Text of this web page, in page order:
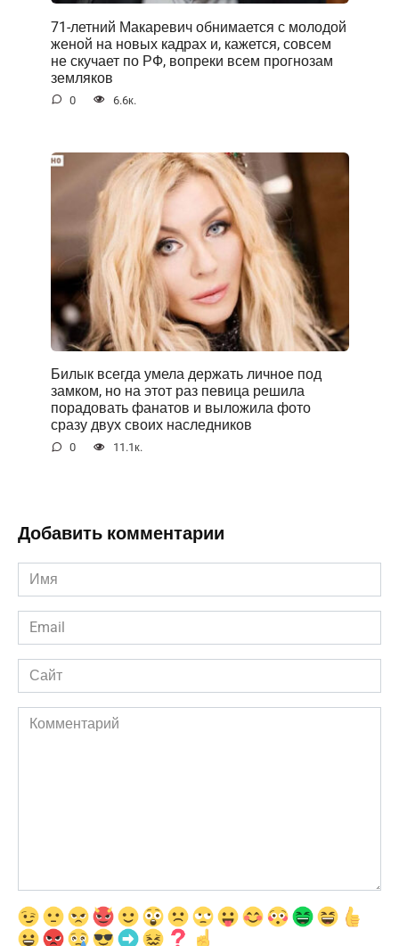
71-летний Макаревич обнимается с молодой
женой на новых кадрах и, кажется, совсем
не скучает по РФ, вопреки всем прогнозам
земляков
0 6.6к.
Билык всегда умела держать личное под
замком, но на этот раз певица решила
порадовать фанатов и выложила фото
сразу двух своих наследников
0 11.1к.
Добавить комментарии
Имя
*
Email
*
Сайт
Комментарий